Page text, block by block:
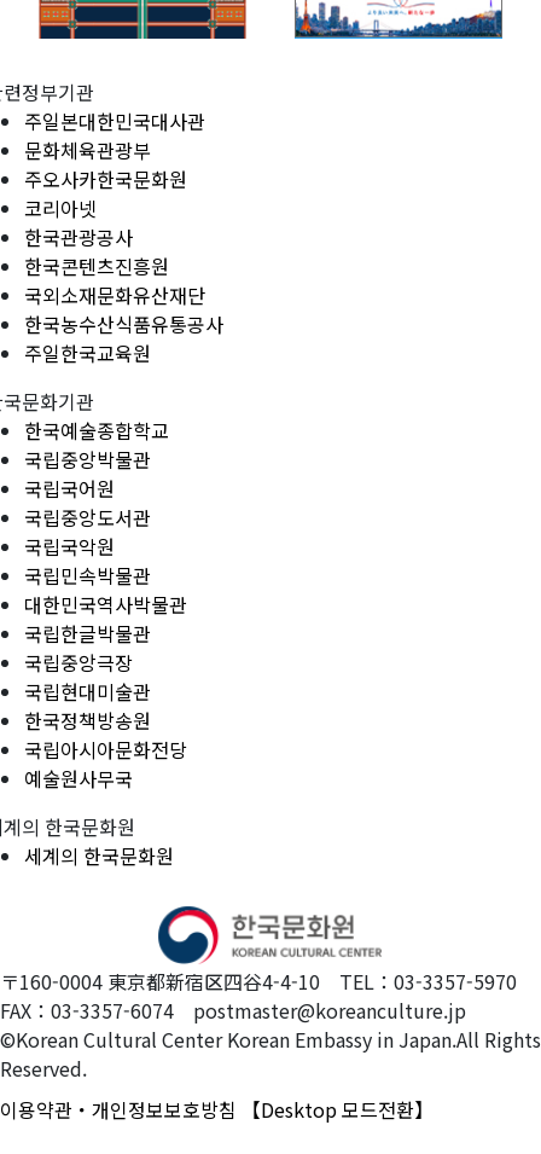
정부기관
주일본대한민국대사관
문화체육관광부
주오사카한국문화원
코리아넷
한국관광공사
한국콘텐츠진흥원
국외소재문화유산재단
한국농수산식품유통공사
주일한국교육원
문화기관
한국예술종합학교
국립중앙박물관
국립국어원
국립중앙도서관
국립국악원
국립민속박물관
대한민국역사박물관
국립한글박물관
국립중앙극장
국립현대미술관
한국정책방송원
국립아시아문화전당
예술원사무국
의 한국문화원
세계의 한국문화원
〒160-0004 東京都新宿区四谷4-4-10 TEL：03-3357-5970
FAX：03-3357-6074 postmaster@koreanculture.jp
©Korean Cultural Center Korean Embassy in Japan.All Rights
Reserved.
이용약관・개인정보보호방침
【Desktop 모드전환】